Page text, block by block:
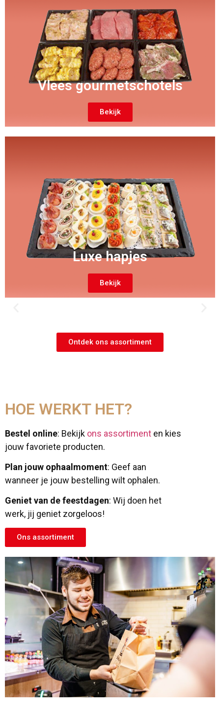
Vlees gourmetschotels
Bekijk
Luxe hapjes
Bekijk
Ontdek ons assortiment
HOE WERKT HET?
Bestel online: Bekijk ons assortiment en kies
jouw favoriete producten.
Plan jouw ophaalmoment: Geef aan
wanneer je jouw bestelling wilt ophalen.
Geniet van de feestdagen: Wij doen het
werk, jij geniet zorgeloos!
Ons assortiment